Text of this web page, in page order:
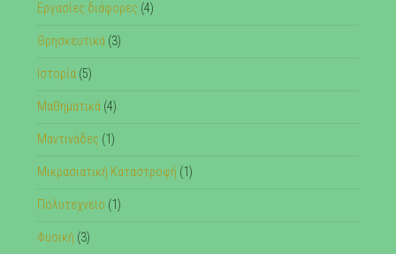
Εργασίες διάφορες (4)
Θρησκευτικά(3)
Ιστορία(5)
Μαθηματικά(4)
Μαντινάδες (1)
Μικρασιατική Καταστροφή (1)
Πολυτεχνείο (1)
Φυσική (3)